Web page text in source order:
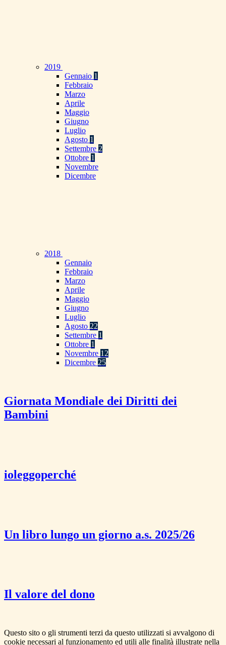
2019
Gennaio 1
Febbraio
Marzo
Aprile
Maggio
Giugno
Luglio
Agosto 1
Settembre 2
Ottobre 1
Novembre
Dicembre
2018
Gennaio
Febbraio
Marzo
Aprile
Maggio
Giugno
Luglio
Agosto 22
Settembre 1
Ottobre 1
Novembre 12
Dicembre 25
Giornata Mondiale dei Diritti dei
Bambini
ioleggoperché
Un libro lungo un giorno a.s. 2025/26
Il valore del dono
Questo sito o gli strumenti terzi da questo utilizzati si avvalgono di
cookie necessari al funzionamento ed utili alle finalità illustrate nella